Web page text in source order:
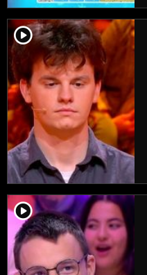
player2
player2